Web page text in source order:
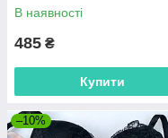
85D
В наявності
485 ₴
Купити
–10%